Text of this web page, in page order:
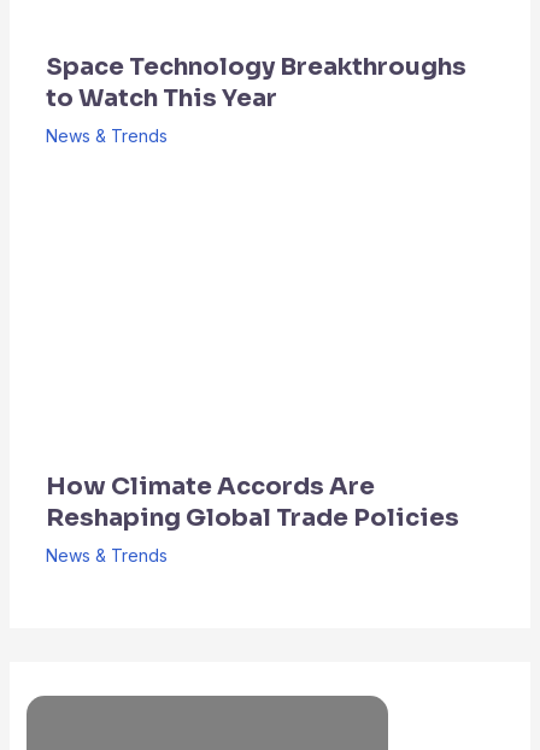
Space Technology Breakthroughs
to Watch This Year
News & Trends
How Climate Accords Are
Reshaping Global Trade Policies
News & Trends